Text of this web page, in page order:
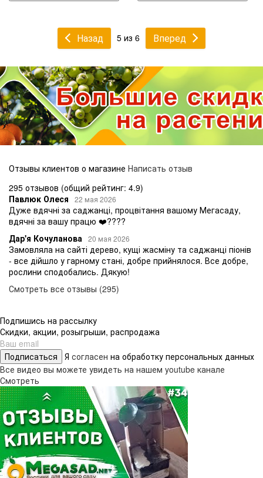
Назад 5 из 6 Вперед
Отзывы клиентов о магазине Написать отзыв
295 отзывов (общий рейтинг: 4.9)
Павлюк Олеся
22 мая 2026
Дуже вдячні за саджанці, процвітання вашому Мегасаду,
вдячні за вашу працю ❤️????
Дар'я Кочуланова 20 мая 2026
Замовляла на сайті дерево, кущі жасміну та саджанці піонів
- все дійшло у гарному стані, добре прийнялося. Все добре,
рослини сподобались. Дякую!
Смотреть все отзывы (295)
Подпишись на рассылку
Скидки, акции, розыгрыши, распродажа
Подписаться Я согласен на обработку персональных данных
Все видео вы можете увидеть на нашем youtube канале
Смотреть